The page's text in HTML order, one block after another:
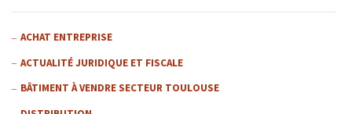
ACHAT ENTREPRISE
ACTUALITÉ JURIDIQUE ET FISCALE
BÂTIMENT À VENDRE SECTEUR TOULOUSE